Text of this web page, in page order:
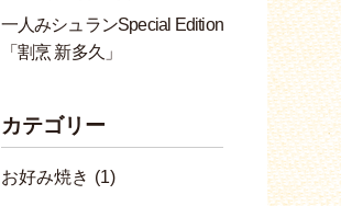
一人みシュランSpecial Edition
「割烹 新多久」
カテゴリー
お好み焼き (1)